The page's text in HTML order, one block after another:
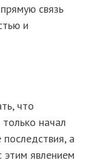
связь
и
что
начал
последствия, а
явлением